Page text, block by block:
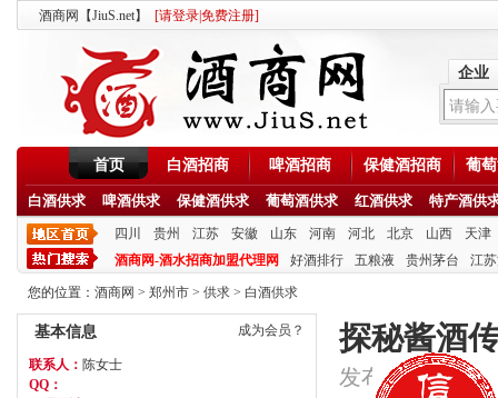
酒商网【JiuS.net】 [请登录免费注册]
企业
首页 白酒招商 啤酒招商 保健酒招商 葡
白酒供求 啤酒供求 保健酒供求 葡萄酒供求 红酒供求 特产酒供
四川 贵州 江苏 安徽 山东 河南 河北 北京 山西
天津
酒商网-酒水招商加盟代理网
好酒排行 五粮液 贵州茅台 江
您的位置： 酒商网 > 郑州市 > 供求 > 白酒供求
成为会员？
基本信息
联系人： 陈女士
QQ：
探秘酱酒
发布时间：